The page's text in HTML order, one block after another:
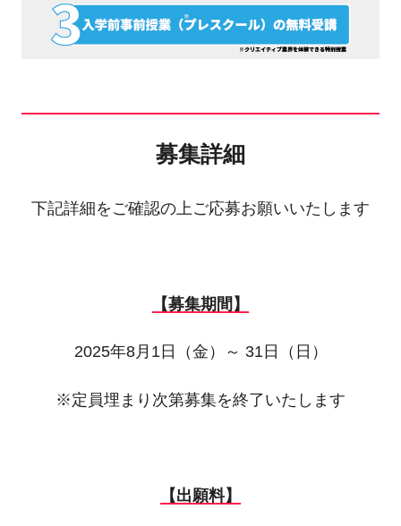
募集詳細
下記詳細をご確認の上ご応募お願いいたします
【募集期間】
2025年8月1日（金）～ 31日（日）
※定員埋まり次第募集を終了いたします
【出願料】